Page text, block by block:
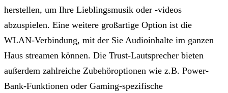
herstellen, um Ihre Lieblingsmusik oder -videos
abzuspielen. Eine weitere großartige Option ist die
WLAN-Verbindung, mit der Sie Audioinhalte im ganzen
Haus streamen können. Die Trust-Lautsprecher bieten
außerdem zahlreiche Zubehöroptionen wie z.B. Power-
Bank-Funktionen oder Gaming-spezifische